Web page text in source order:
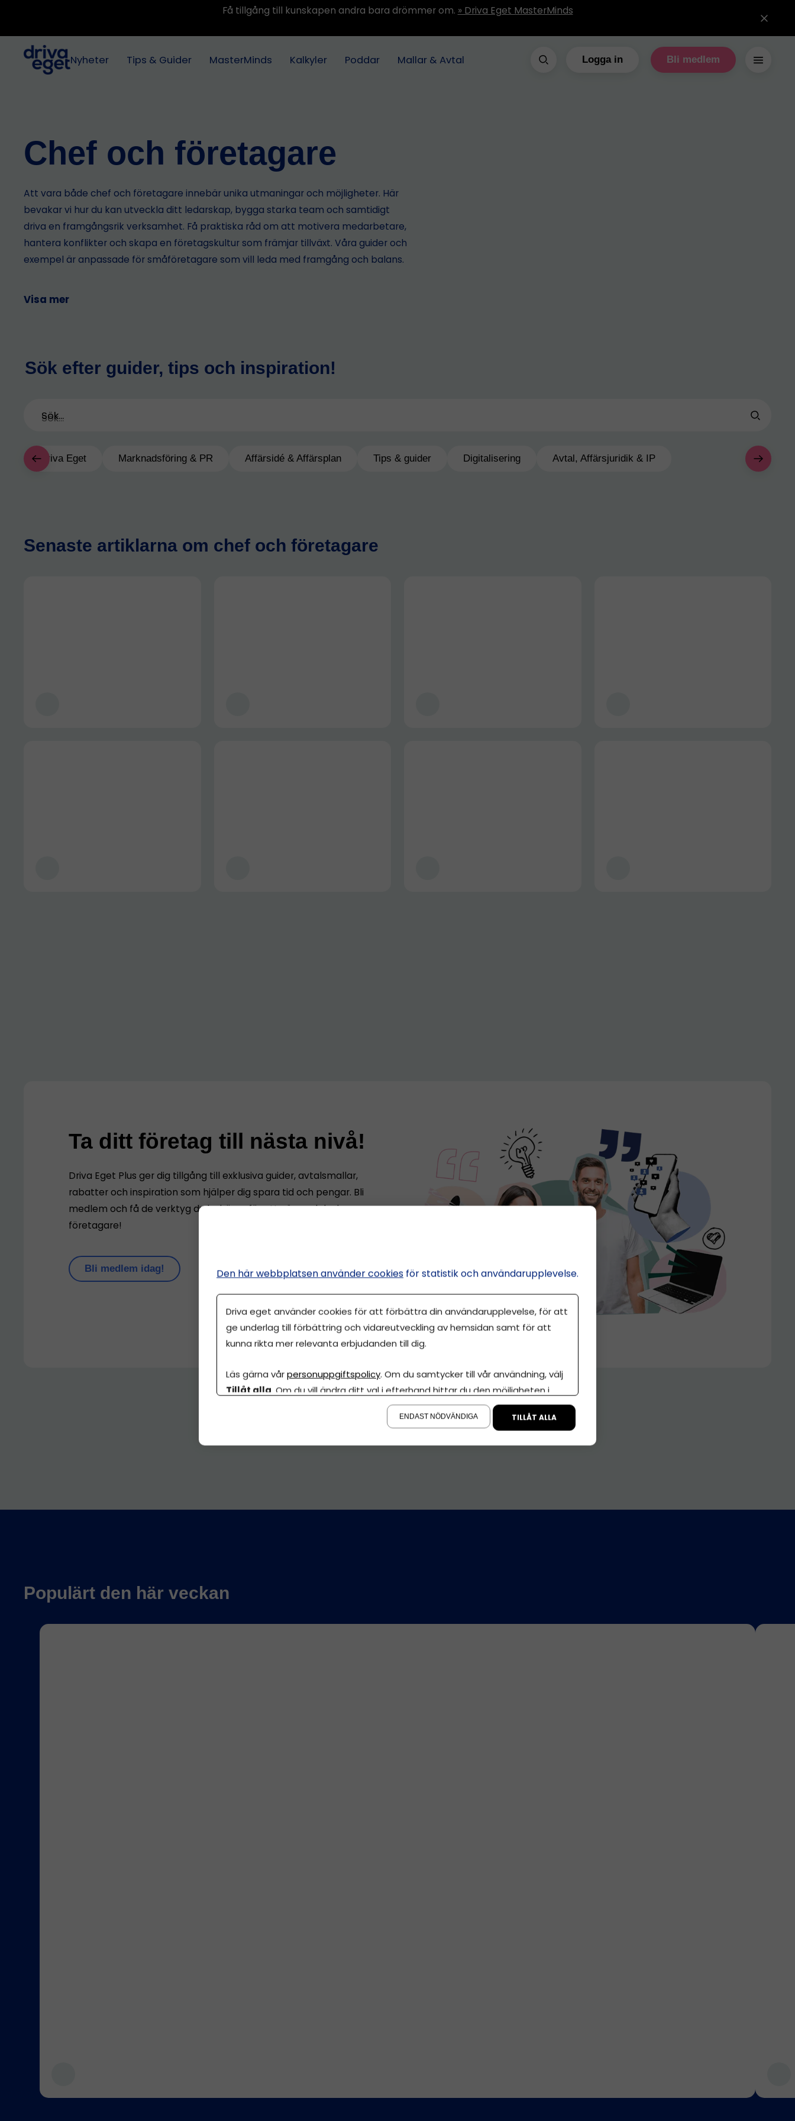
Få tillgång till kunskapen andra bara drömmer om. » Driva Eget MasterMinds
Nyheter Tips & Guider MasterMinds Kalkyler Poddar Mallar & Avtal Logga in Bli medlem
Chef och företagare
Att vara både chef och företagare innebär unika utmaningar och möjligheter. Här
bevakar vi hur du kan utveckla ditt ledarskap, bygga starka team och samtidigt
driva en framgångsrik verksamhet. Få praktiska råd om att motivera medarbetare,
hantera konflikter och skapa en företagskultur som främjar tillväxt. Våra guider och
exempel är anpassade för småföretagare som vill leda med framgång och balans.
Visa mer
Sök efter guider, tips och inspiration!
Sök...
Driva Eget Marknadsföring & PR Affärsidé & Affärsplan Tips & guider Digitalisering Avtal, Affärsjuridik & IP
Senaste artiklarna om chef och företagare
Ta ditt företag till nästa nivå!
Driva Eget Plus ger dig tillgång till exklusiva guider, avtalsmallar,
rabatter och inspiration som hjälper dig spara tid och pengar. Bli
medlem och få de verktyg du behöver för att växa och lyckas som
företagare!
Bli medlem idag!
Populärt den här veckan
Den här webbplatsen använder cookies för statistik och användarupplevelse.
Driva eget använder cookies för att förbättra din användarupplevelse, för att
ge underlag till förbättring och vidareutveckling av hemsidan samt för att
kunna rikta mer relevanta erbjudanden till dig.
Läs gärna vårpersonuppgiftspolicy. Om du samtycker till vår användning, välj
Tillåt alla . Om du vill ändra ditt val i efterhand hittar du den möjligheten i
ENDAST NÖDVÄNDIGA TILLÅT ALLA